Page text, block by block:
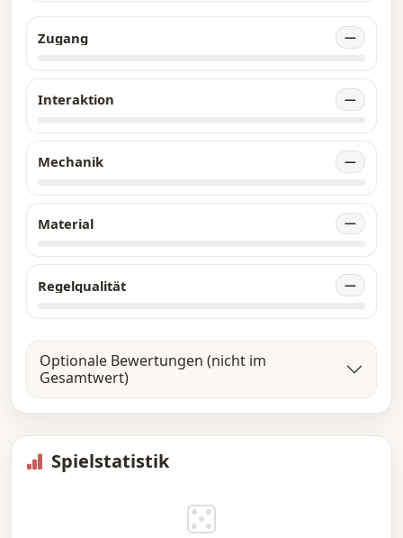
Zugang —
Interaktion —
Mechanik —
Material —
Regelqualität —
Optionale Bewertungen (nicht im
Gesamtwert)
Spielstatistik